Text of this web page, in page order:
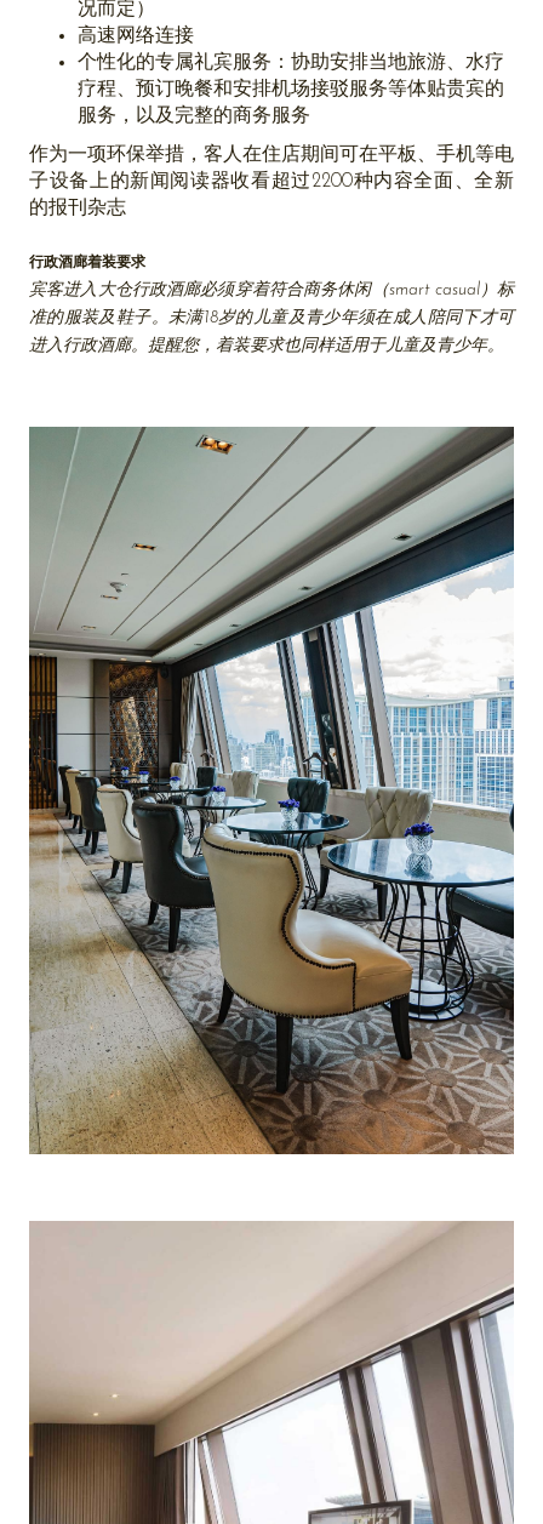
况而定）
高速网络连接
个性化的专属礼宾服务：协助安排当地旅游、水疗
疗程、预订晚餐和安排机场接驳服务等体贴贵宾的
服务，以及完整的商务服务
作为一项环保举措，客人在住店期间可在平板、手机等电
子设备上的新闻阅读器收看超过2200种内容全面、全新
的报刊杂志
行政酒廊着装要求
宾客进入大仓行政酒廊必须穿着符合商务休闲（smart casual）标
准的服装及鞋子。未满18岁的儿童及青少年须在成人陪同下才可
进入行政酒廊。提醒您，着装要求也同样适用于儿童及青少年。